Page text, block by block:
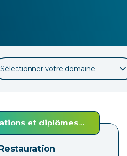
Sélectionner votre domaine
et diplômes
d'Etat